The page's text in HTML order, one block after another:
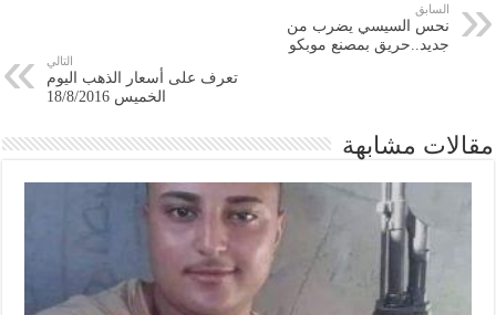
السابق
نحس السيسي يضرب من
جديد..حريق بمصنع موبكو
التالي
تعرف على أسعار الذهب اليوم
الخميس 18/8/2016
مقالات مشابهة